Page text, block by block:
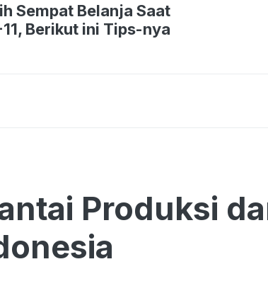
Sempat Belanja Saat
Berikut ini Tips-nya
Produksi